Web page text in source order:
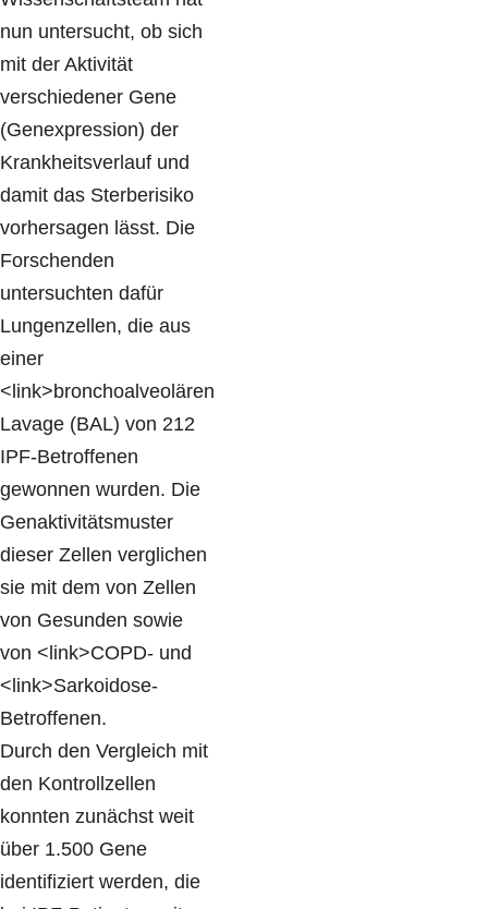
nun untersucht, ob sich
mit der Aktivität
verschiedener Gene
(Genexpression) der
Krankheitsverlauf und
damit das Sterberisiko
vorhersagen lässt. Die
Forschenden
untersuchten dafür
Lungenzellen, die aus
einer
<link>bronchoalveolären
Lavage (BAL) von 212
IPF-Betroffenen
gewonnen wurden. Die
Genaktivitätsmuster
dieser Zellen verglichen
sie mit dem von Zellen
von Gesunden sowie
von <link>COPD- und
<link>Sarkoidose-
Betroffenen.
Durch den Vergleich mit
den Kontrollzellen
konnten zunächst weit
über 1.500 Gene
identifiziert werden, die